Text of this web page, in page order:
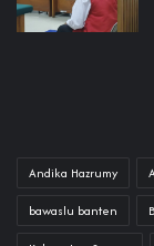
Andika Hazrumy
bawaslu banten